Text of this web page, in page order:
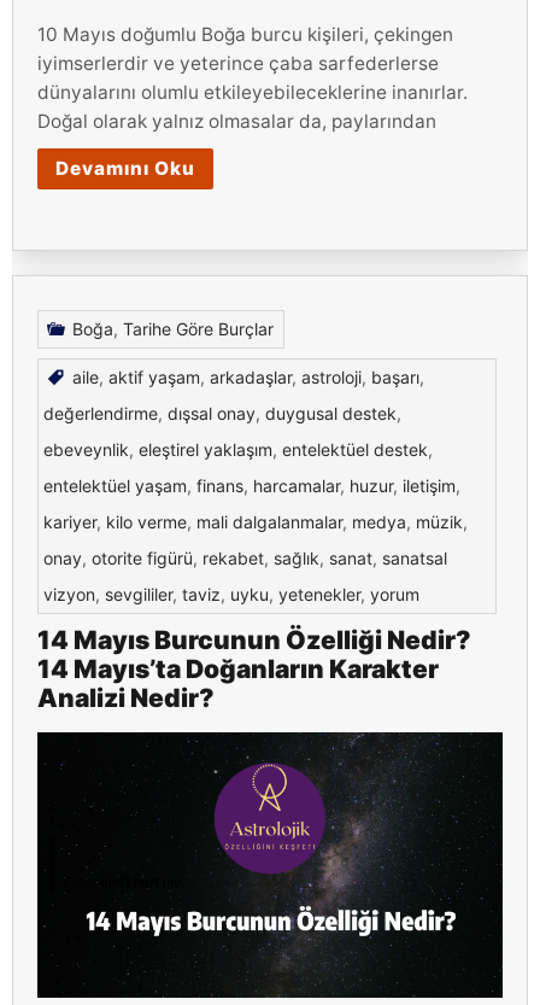
10 Mayıs doğumlu Boğa burcu kişileri, çekingen
iyimserlerdir ve yeterince çaba sarfederlerse
dünyalarını olumlu etkileyebileceklerine inanırlar.
Doğal olarak yalnız olmasalar da, paylarından
Devamını Oku
Boğa, Tarihe Göre Burçlar
aile, aktif yaşam, arkadaşlar, astroloji, başarı,
değerlendirme, dışsal onay, duygusal destek,
ebeveynlik, eleştirel yaklaşım, entelektüel destek,
entelektüel yaşam, finans, harcamalar, huzur, iletişim,
kariyer, kilo verme, mali dalgalanmalar, medya, müzik,
onay, otorite figürü, rekabet, sağlık, sanat, sanatsal
vizyon, sevgililer, taviz, uyku, yetenekler, yorum
14 Mayıs Burcunun Özelliği Nedir?
14 Mayıs’ta Doğanların Karakter
Analizi Nedir?